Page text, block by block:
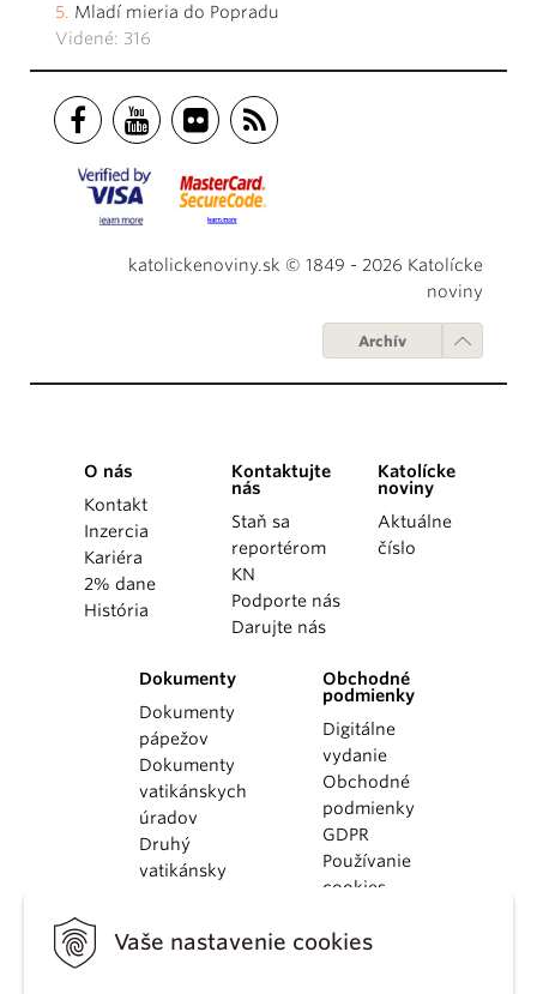
Vaše nastavenie cookies
Mladí mieria do Popradu
Videné: 316
katolickenoviny.sk © 1849 - 2026 Katolícke
noviny
Archív
O nás
Kontakt
Inzercia
Kariéra
2% dane
História
Kontaktujte
nás
Staň sa
reportérom
KN
Podporte nás
Darujte nás
Katolícke
noviny
Aktuálne
číslo
Dokumenty
Dokumenty
pápežov
Dokumenty
vatikánskych
úradov
Druhý
vatikánsky
KBS
Obchodné
podmienky
Digitálne
vydanie
Obchodné
podmienky
GDPR
Používanie
cookies